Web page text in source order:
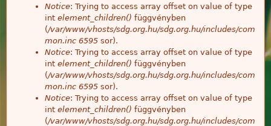
Notice: Trying to access array offset on value of type
int element_children() függvényben
(/var/www/vhosts/sdg.org.hu/sdg.org.hu/includes/com
mon.inc 6595 sor).
Notice: Trying to access array offset on value of type
int element_children() függvényben
(/var/www/vhosts/sdg.org.hu/sdg.org.hu/includes/com
mon.inc 6595 sor).
Notice: Trying to access array offset on value of type
int element_children() függvényben
(/var/www/vhosts/sdg.org.hu/sdg.org.hu/includes/com